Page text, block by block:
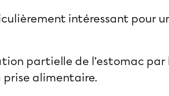
intéressant pour
partielle de l’estomac
alimentaire.